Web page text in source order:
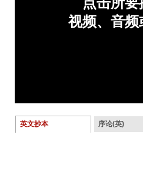
英文抄本 序论(英)